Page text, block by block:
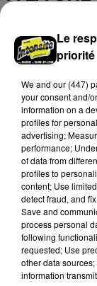
Coupe de
connaissent
Le C'CMBM
Centre à
France.
Le
priorité
We and our (447)
your consent and/
information on a
profiles for
advertising;
performance;
of data from
profiles to
content; Use
detect fraud, and
Save and
process personal
following
requested; Use
other data
information